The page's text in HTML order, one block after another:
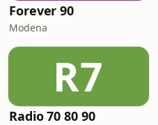
Forever 90
Modena
R7
Radio 70 80 90